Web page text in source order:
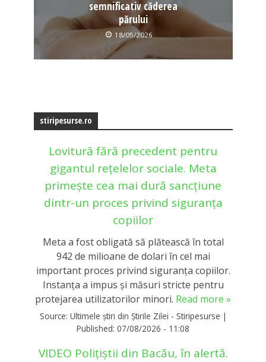
semnificativ căderea
părului
18/05/2026
stiripesurse.ro
Lovitură fără precedent pentru
gigantul rețelelor sociale. Meta
primește cea mai dură sancțiune
dintr-un proces privind siguranța
copiilor
Meta a fost obligată să plătească în total
942 de milioane de dolari în cel mai
important proces privind siguranța copiilor.
Instanța a impus și măsuri stricte pentru
protejarea utilizatorilor minori. Read more »
Source: Ultimele știri din Știrile Zilei - Stiripesurse |
Published: 07/08/2026 - 11:08
VIDEO Polițiștii din Bacău, în alertă.